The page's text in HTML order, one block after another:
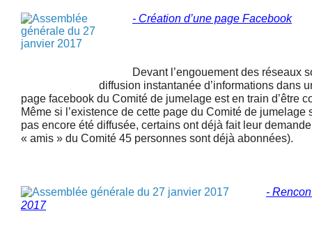
- Création d’une page Facebook
Devant l’engouement des réseaux
diffusion instantanée d’informations dans
page facebook du Comité de jumelage est en train d’être
Même si l’existence de cette page du Comité de jumelage
pas encore été diffusée, certains ont déjà fait leur
« amis » du Comité 45 personnes sont déjà abonnées).
-
2017